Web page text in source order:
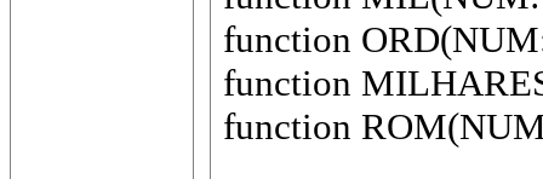
function
function
function